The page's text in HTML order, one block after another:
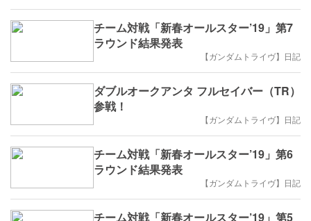
チーム対戦「新春オールスター’19」第7
ラウンド結果発表
【ガンダムトライヴ】日記
ダブルオークアンタ フルセイバー（TR）
参戦！
【ガンダムトライヴ】日記
チーム対戦「新春オールスター’19」第6
ラウンド結果発表
【ガンダムトライヴ】日記
チーム対戦「新春オールスター’19」第5